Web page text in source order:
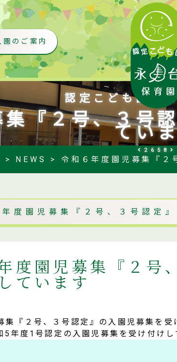
園のご案内
認定こども園 永
『２号、３号
てい
2658
> NEWS > 令和６年度園児募集『２
年度園児募集『２号、３号認定
度園児募集『２号
ています
集『２号、３号認定』の入園児募集を受
年度1号認定の入園児募集を受け付けし